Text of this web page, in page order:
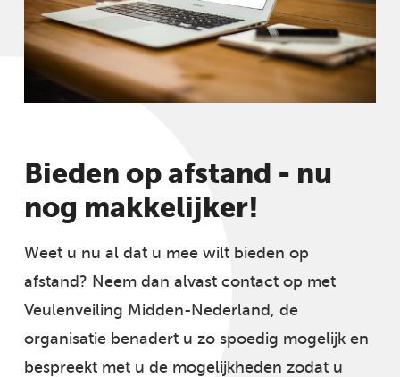
Bieden op afstand - nu
nog makkelijker!
Weet u nu al dat u mee wilt bieden op
afstand? Neem dan alvast contact op met
Veulenveiling Midden-Nederland, de
organisatie benadert u zo spoedig mogelijk en
bespreekt met u de mogelijkheden zodat u